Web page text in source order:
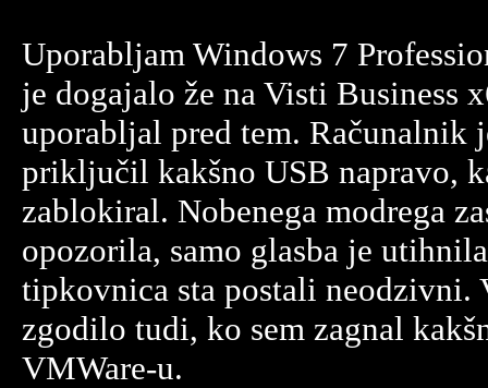
Uporabljam Windows 7
je dogajalo že na Visti Business
uporabljal pred tem. Računalnik
priključil kakšno USB napravo,
zablokiral. Nobenega modrega
opozorila, samo glasba je
tipkovnica sta postali neodzivni.
zgodilo tudi, ko sem zagnal
VMWare-u.